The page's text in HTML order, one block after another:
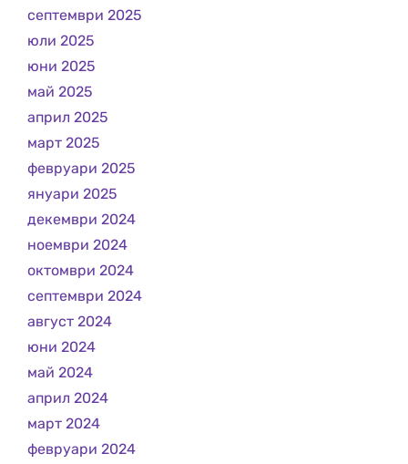
септември 2025
юли 2025
юни 2025
май 2025
април 2025
март 2025
февруари 2025
януари 2025
декември 2024
ноември 2024
октомври 2024
септември 2024
август 2024
юни 2024
май 2024
април 2024
март 2024
февруари 2024